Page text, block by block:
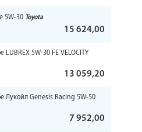
5W-30 Toyota
15 624,00
5W-30 FE VELOCITY
13 059,20
Лукойл Genesis Racing 5W-50
7 952,00